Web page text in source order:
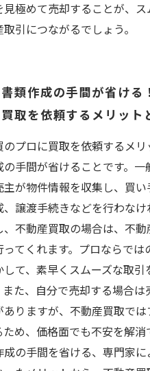
見極めて売却することが、
引につながるでしょう。
類作成の手間が省ける
取を依頼するメリット
のプロに買取を依頼するメ
手間が省けることです。
主が物件情報を収集し、買
譲渡手続きなどを行わな
、不動産買取の場合は、不
てくれます。プロならでは
て、素早くスムーズな取
た、自分で売却する場合
ありますが、不動産買取で
ため、価格面でも不安を解
成の手間を省ける、専門家